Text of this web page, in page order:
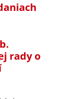
rady o